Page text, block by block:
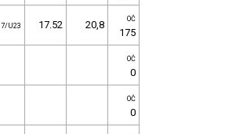
7/U23 17.52 20,8 OČ
175
OČ
0
OČ
0